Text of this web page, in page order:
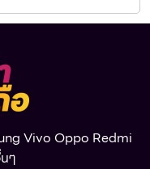
Vivo Oppo Redmi
ๆ